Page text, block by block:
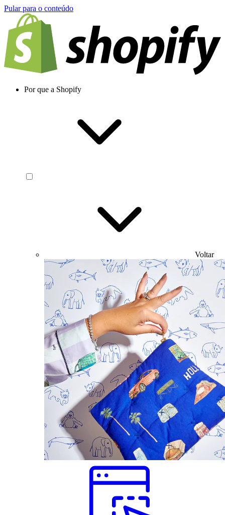
Pular para o conteúdo
Por que a Shopify
Voltar